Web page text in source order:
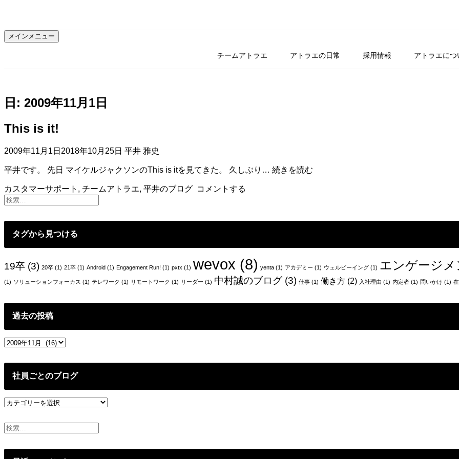
テ
ン
プ
メインメニュー
チームアトラエ アトラエの日常 採用情報 アトラエにつ
日: 2009年11月1日
This is it!
2009年11月1日 2018年10月25日 平井 雅史
平井です。 先日 マイケルジャクソンのThis is itを見てきた。 久しぶり… 続きを読む
カスタマーサポート , チームアトラエ, 平井のブログ コメントする
タグから見つける
19卒 (3) 20卒 (1) 21卒 (1) Android (1) Engagement Run! (1) pxtx (1) wevox (8) yenta (1) アカデミー (1) ウェルビーイング (1) エンゲージ
(1) ソリューションフォーカス (1) テレワーク (1) リモートワーク (1) リーダー (1) 中村誠のブログ(3) 仕事 (1) 働き方 (2) 入社理由 (1) 内定者 (1) 問いかけ (1)
過去の投稿
過
の
社員ごとのブログ
社
ご
と